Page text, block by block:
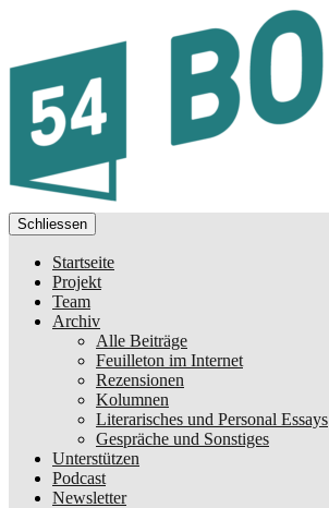
Schliessen
Startseite
Projekt
Team
Archiv
Alle Beiträge
Feuilleton im Internet
Rezensionen
Kolumnen
Literarisches und Personal Essays
Gespräche und Sonstiges
Unterstützen
Podcast
Newsletter